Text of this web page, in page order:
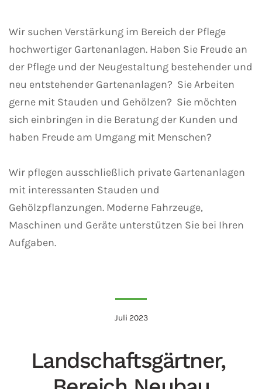
Wir suchen Verstärkung im Bereich der Pflege
hochwertiger Gartenanlagen. Haben Sie Freude an
der Pflege und der Neugestaltung bestehender und
neu entstehender Gartenanlagen? Sie Arbeiten
gerne mit Stauden und Gehölzen? Sie möchten
sich einbringen in die Beratung der Kunden und
haben Freude am Umgang mit Menschen?
Wir pflegen ausschließlich private Gartenanlagen
mit interessanten Stauden und
Gehölzpflanzungen. Moderne Fahrzeuge,
Maschinen und Geräte unterstützen Sie bei Ihren
Aufgaben.
Juli 2023
Landschafts­gärtner,